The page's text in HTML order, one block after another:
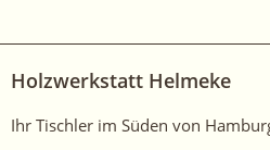
arbeiten
an!
Holzwerkstatt Helmeke
Ihr Tischler im Süden von